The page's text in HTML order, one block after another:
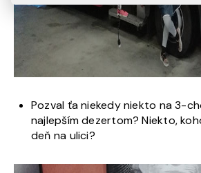
Pozval ťa niekedy niekto na 3-
najlepším dezertom? Niekto,
deň na ulici?